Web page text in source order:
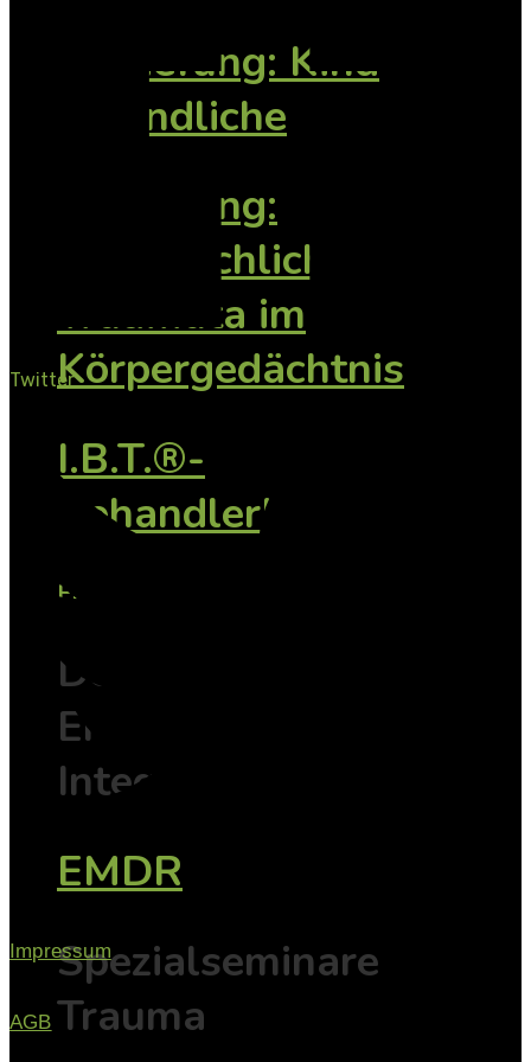
Vertiefung: Kind
Jugendliche
Vertiefung:
Vorsprachliche
Traumata im
Körpergedächtnis
I.B.T.®-
BehandlerInnen
EMDR
Der Weg vom
Erleben zur
Integration
EMDR
Spezialseminare
Trauma
Twitter
Impressum
AGB